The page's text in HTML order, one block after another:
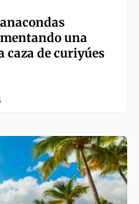
una
caza de curiyúes